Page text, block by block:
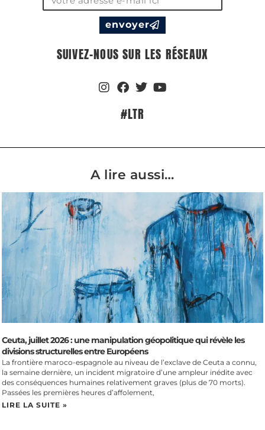
envoyer
SUIVEZ-NOUS SUR LES RÉSEAUX
#LTR
A lire aussi…
Ceuta, juillet 2026 : une manipulation géopolitique qui révèle les
divisions structurelles entre Européens
La frontière maroco-espagnole au niveau de l’exclave de Ceuta a connu,
la semaine dernière, un incident migratoire d’une ampleur inédite avec
des conséquences humaines relativement graves (plus de 70 morts).
Passées les premières heures d’affolement,
LIRE LA SUITE »